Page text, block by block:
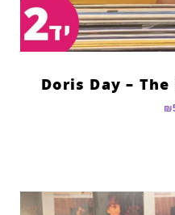
Doris Day –
₪